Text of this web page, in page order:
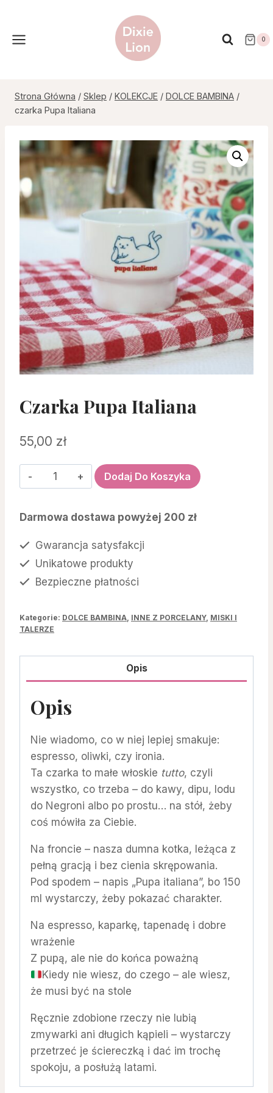
treści
0
Strona Główna / Sklep / KOLEKCJE / DOLCE BAMBINA /
czarka Pupa Italiana
Czarka Pupa Italiana
55,00 zł
ilość
czarka
Italiana
Dodaj Do Koszyka
Darmowa dostawa powyżej 200 zł
Gwarancja satysfakcji
Unikatowe produkty
Bezpieczne płatności
Kategorie: DOLCE BAMBINA INNE Z PORCELANY, MISKI I
TALERZE
Opis
Opis
Nie wiadomo, co w niej lepiej smakuje:
espresso, oliwki, czy ironia.
Ta czarka to małe włoskie tutto, czyli
wszystko, co trzeba – do kawy, dipu, lodu
do Negroni albo po prostu… na stół, żeby
coś mówiła za Ciebie.
Na froncie – nasza dumna kotka, leżąca z
pełną gracją i bez cienia skrępowania.
Pod spodem – napis „Pupa italiana”, bo 150
ml wystarczy, żeby pokazać charakter.
Na espresso, kaparkę, tapenadę i dobre
wrażenie
Z pupą, ale nie do końca poważną
Kiedy nie wiesz, do czego – ale wiesz,
że musi być na stole
Ręcznie zdobione rzeczy nie lubią
zmywarki ani długich kąpieli – wystarczy
przetrzeć je ściereczką i dać im trochę
spokoju, a posłużą latami.